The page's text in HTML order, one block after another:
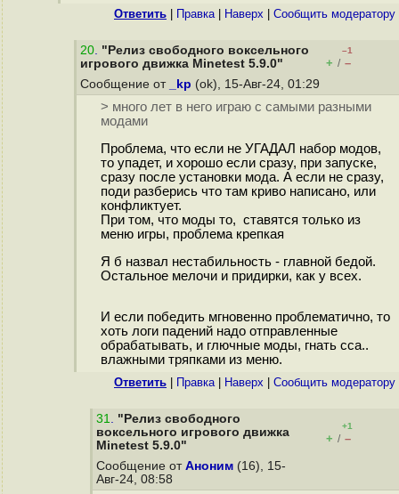
Ответить Правка| Наверх Cообщить модератору
20. "Релиз свободного воксельного
игрового движка Minetest 5.9.0"
–1
+ / –
Сообщение от
_kp (ok), 15-Авг-24, 01:29
> много лет в него играю с самыми разными
модами
Проблема, что если не УГАДАЛ набор модов,
то упадет, и хорошо если сразу, при запуске,
сразу после установки мода. А если не сразу,
поди разберись что там криво написано, или
конфликтует.
При том, что моды то, ставятся только из
меню игры, проблема крепкая
Я б назвал нестабильность - главной бедой.
Остальное мелочи и придирки, как у всех.
И если победить мгновенно проблематично, то
хоть логи падений надо отправленные
обрабатывать, и глючные моды, гнать сса..
влажными тряпками из меню.
Ответить Правка| Наверх Cообщить модератору
31. "Релиз свободного
воксельного игрового движка
Minetest 5.9.0"
+1
+ / –
Сообщение от Аноним (16), 15-
Авг-24, 08:58